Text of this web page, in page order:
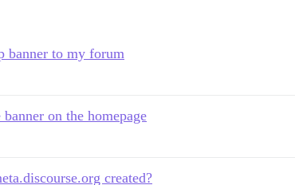
banner to my forum
on the homepage
created?